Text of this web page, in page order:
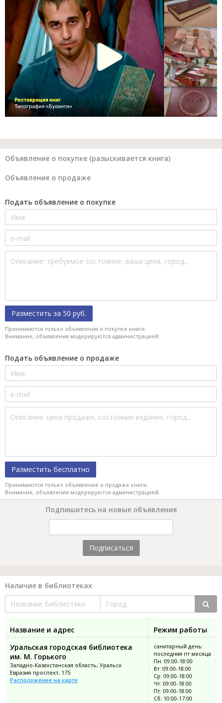
Объявление о покупке (разыскивается книга)
Объявление о продаже
Подать объявление о покупке
Разместить за 50 руб.
Принимаются только объявления о покупке книги.
Внимание, объявления модерируются администрацией.
Подать объявление о продаже
Разместить бесплатно
Принимаются только объявление о продаже книги.
Внимание, объявления модерируются администрацией.
Подпишитесь на новые объявления
Подписаться
Наличие в библиотеках
Название и адрес
Режим работы
Уральская городская библиотека
им. М. Горького
Западно-Казахстанская область, Уральск
Евразия проспект, 175
Расположение на карте
санитарный день:
последняя пт месяца
Пн: 09:00-18:00
Вт: 09:00-18:00
Ср: 09:00-18:00
Чт: 09:00-18:00
Пт: 09:00-18:00
Сб: 10:00-17:00